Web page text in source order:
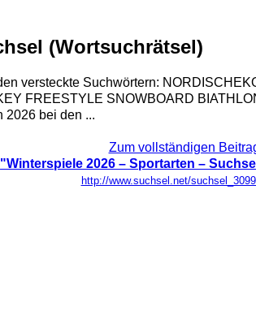
(Wortsuchrätsel)
versteckte Suchwörtern:
FREESTYLE SNOWBOARD
2026 bei den ...
Zum vollständigen
"Winterspiele 2026 – Sportarten –
http://www.suchsel.net/